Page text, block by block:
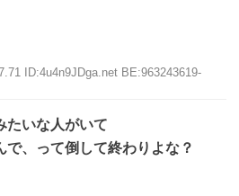
ID:4u4n9JDga.net BE:963243619-
たいな人がいて
で、って倒して終わりよな？